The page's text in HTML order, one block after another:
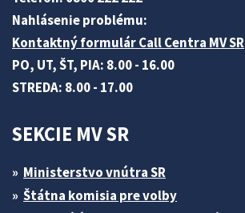
Nahlásenie problému:
Kontaktný formulár Call Centra MV SR
PO, UT, ŠT, PIA: 8.00 - 16.00
STREDA: 8.00 - 17.00
SEKCIE MV SR
Ministerstvo vnútra SR
Štátna komisia pre volby